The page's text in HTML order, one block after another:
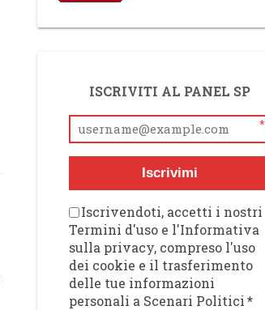
ISCRIVITI AL PANEL SP
*
Iscrivimi
Iscrivendoti, accetti i nostri
Termini d'uso e l'Informativa
sulla privacy, compreso l'uso
dei cookie e il trasferimento
delle tue informazioni
personali a Scenari Politici *